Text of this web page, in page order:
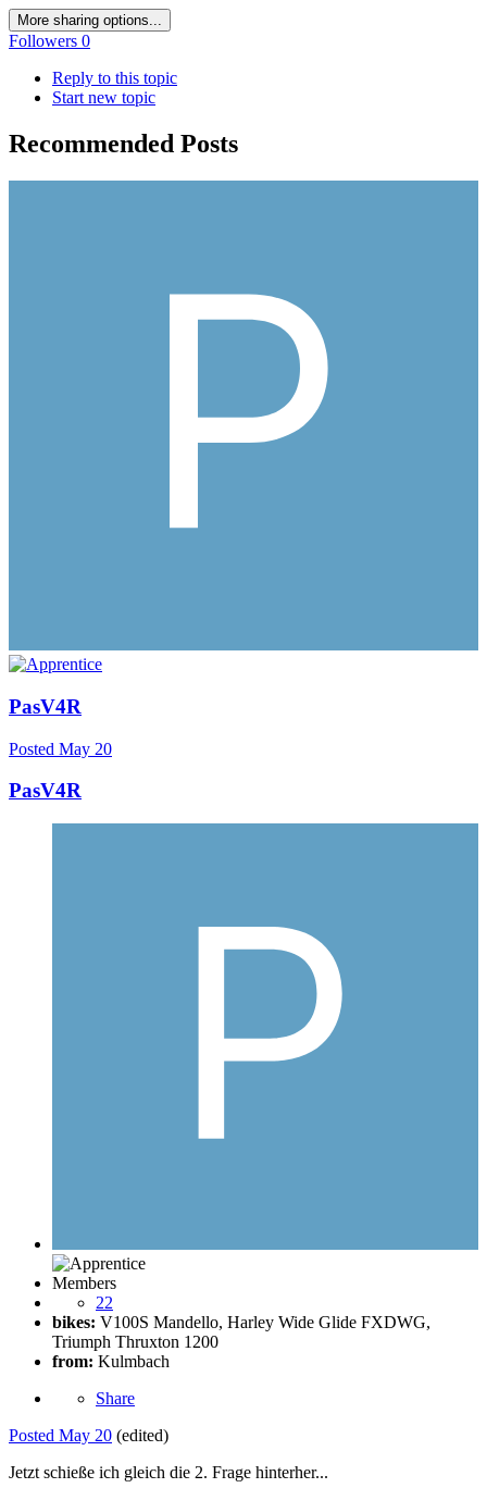
More sharing options...
Followers 0
Reply to this topic
Start new topic
Recommended Posts
PasV4R
Posted May 20
PasV4R
Members
22
bikes: V100S Mandello, Harley Wide Glide FXDWG,
Triumph Thruxton 1200
from: Kulmbach
Share
Posted May 20 (edited)
Jetzt schieße ich gleich die 2. Frage hinterher...